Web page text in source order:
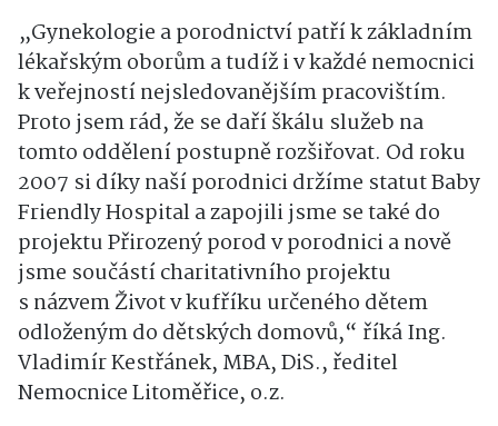
„Gynekologie a porodnictví patří k základním
lékařským oborům a tudíž i v každé nemocnici
k veřejností nejsledovanějším pracovištím.
Proto jsem rád, že se daří škálu služeb na
tomto oddělení postupně rozšiřovat. Od roku
2007 si díky naší porodnici držíme statut Baby
Friendly Hospital a zapojili jsme se také do
projektu Přirozený porod v porodnici a nově
jsme součástí charitativního projektu
s názvem Život v kufříku určeného dětem
odloženým do dětských domovů,“ říká Ing.
Vladimír Kestřánek, MBA, DiS., ředitel
Nemocnice Litoměřice, o.z.